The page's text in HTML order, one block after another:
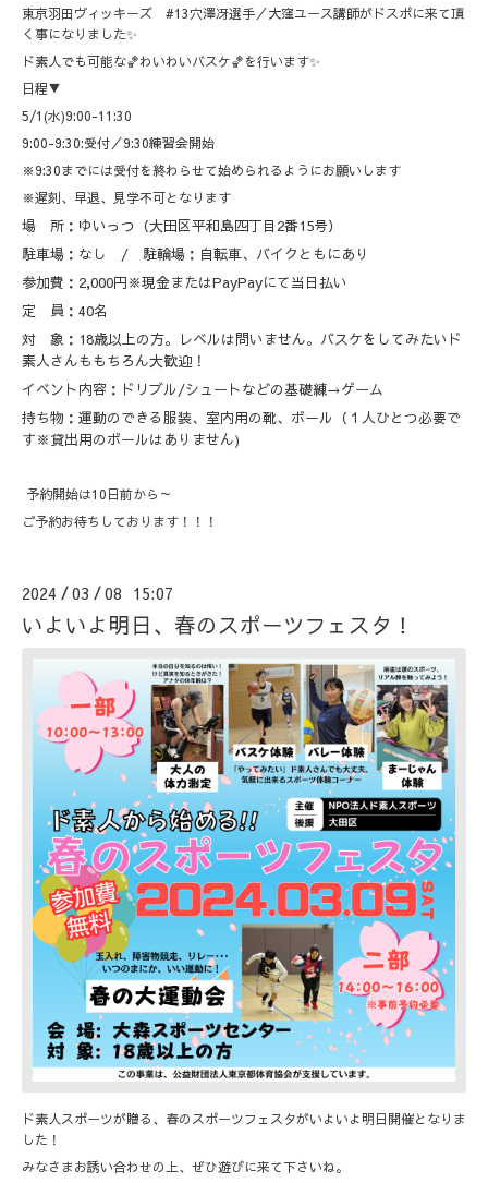
東京羽田ヴィッキーズ #13穴澤冴選手／大窪ユース講師がドスポに来て頂
く事になりました✨
ド素人でも可能な🏀わいわいバスケ🏀を行います✨
日程▼
5/1(水)9:00-11:30
9:00-9:30:受付／9:30練習会開始
※9:30までには受付を終わらせて始められるようにお願いします
※遅刻、早退、見学不可となります
場 所：ゆいっつ（大田区平和島四丁目2番15号）
駐車場：なし / 駐輪場：自転車、バイクともにあり
参加費：2,000円※現金またはPayPayにて当日払い
定 員：40名
対 象：18歳以上の方。レベルは問いません。バスケをしてみたいド
素人さんももちろん大歓迎！
イベント内容：ドリブル/シュートなどの基礎練→ゲーム
持ち物：運動のできる服装、室内用の靴、ボール（１人ひとつ必要で
す※貸出用のボールはありません)
予約開始は10日前から～
ご予約お待ちしております！！！
2024 /03 /08 15:07
いよいよ明日、春のスポーツフェスタ！
ド素人スポーツが贈る、春のスポーツフェスタがいよいよ明日開催となりま
した！
みなさまお誘い合わせの上、ぜひ遊びに来て下さいね。